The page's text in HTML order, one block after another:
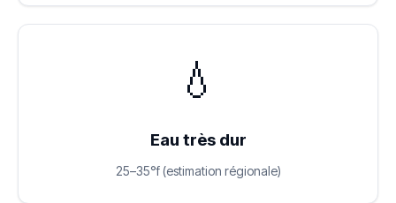
💧
Eau très dur
25–35°f (estimation régionale)